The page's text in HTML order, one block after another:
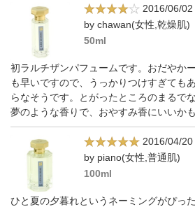
2016/06/02
by chawan(女性,乾燥肌)
50ml
初ラルチザンパフュームです。おだやか
も早いですので、うっかりつけすぎても
らなそうです。とがったところのまるで
夢のような香りで、おやすみ香にいいか
2016/04/20
by piano(女性,普通肌)
100ml
ひと夏の夕暮れというネーミングがぴっ